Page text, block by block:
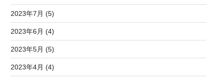
2023年7月 (5)
2023年6月 (4)
2023年5月 (5)
2023年4月 (4)